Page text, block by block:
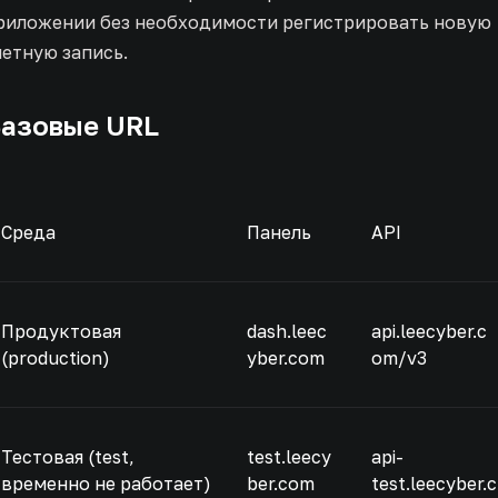
без необходимости регистрировать новую
запись.
URL
Среда Панель API
Продуктовая
(production)
dash.leec
yber.com
api.leecyber.c
om/v3
Тестовая (test,
временно не работает)
test.leecy
ber.com
api-
test.leecyber.c